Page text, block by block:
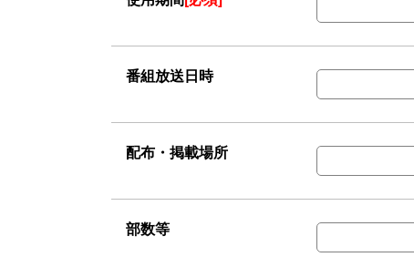
番組放送日時
配布・掲載場所
部数等